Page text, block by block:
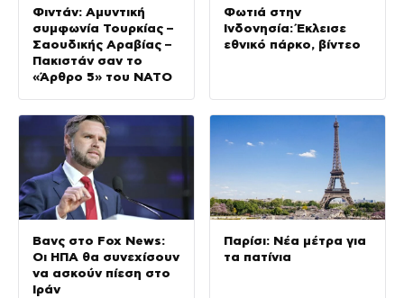
Φιντάν: Αμυντική
συμφωνία Τουρκίας –
Σαουδικής Αραβίας –
Πακιστάν σαν το
«Άρθρο 5» του ΝΑΤΟ
Φωτιά στην
Ινδονησία: Έκλεισε
εθνικό πάρκο, βίντεο
Βανς στο Fox News:
Οι ΗΠΑ θα συνεχίσουν
να ασκούν πίεση στο
Ιράν
Παρίσι: Νέα μέτρα για
τα πατίνια